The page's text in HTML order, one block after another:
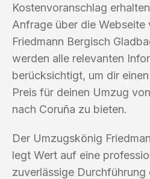
Kostenvoranschlag
Anfrage über die
Friedmann Bergisch
werden alle relevanten
berücksichtigt, um dir
Preis für deinen Umzug
nach Coruña zu bieten.
Der Umzugskönig
legt Wert auf eine
zuverlässige